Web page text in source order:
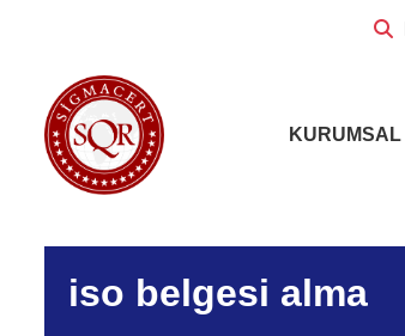
KURUMSAL
iso belgesi alma